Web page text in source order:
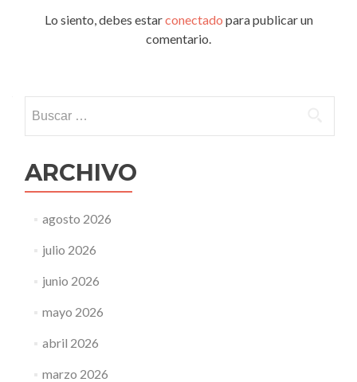
Lo siento, debes estarconectado para publicar un
comentario.
ARCHIVO
agosto 2026
julio 2026
junio 2026
mayo 2026
abril 2026
marzo 2026